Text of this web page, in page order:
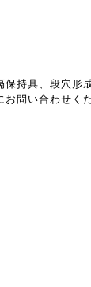
持具、段穴形
問い合わせく